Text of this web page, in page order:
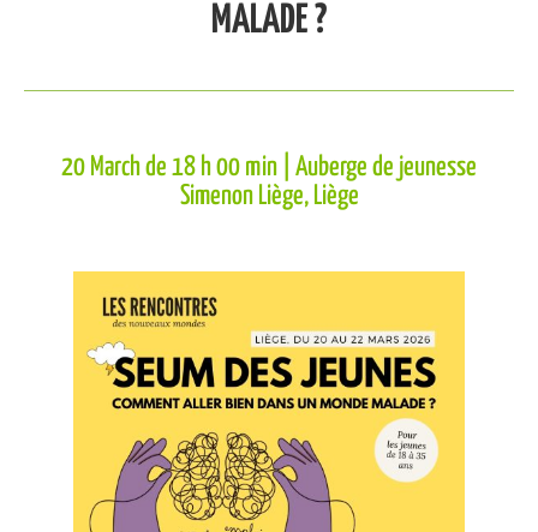
MALADE ?
20 March de 18 h 00 min | Auberge de jeunesse
Simenon Liège, Liège